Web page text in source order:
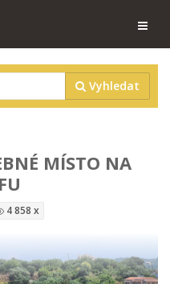
Vyhledat
MÍSTO NA
4 858 x